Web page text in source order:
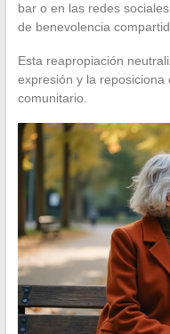
bar o en las redes
de benevolencia
Esta reapropiación
expresión y la
comunitario.